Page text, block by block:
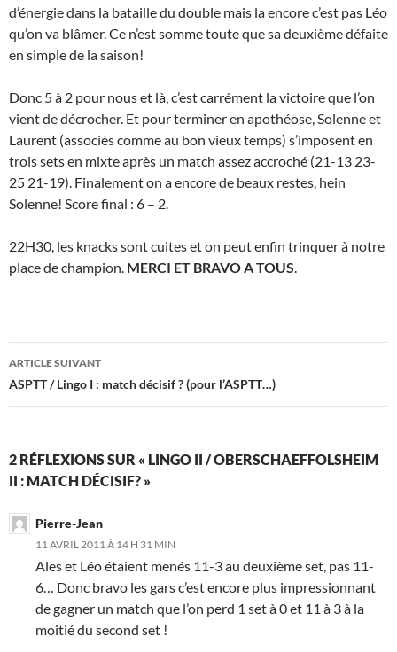
d’énergie dans la bataille du double mais la encore c’est pas Léo
qu’on va blâmer. Ce n’est somme toute que sa deuxième défaite
en simple de la saison!
Donc 5 à 2 pour nous et là, c’est carrément la victoire que l’on
vient de décrocher. Et pour terminer en apothéose, Solenne et
Laurent (associés comme au bon vieux temps) s’imposent en
trois sets en mixte après un match assez accroché (21-13 23-
25 21-19). Finalement on a encore de beaux restes, hein
Solenne! Score final : 6 – 2.
22H30, les knacks sont cuites et on peut enfin trinquer à notre
place de champion. MERCI ET BRAVO A TOUS.
Navigation
des
ARTICLE SUIVANT
ASPTT / Lingo I : match décisif ? (pour l’ASPTT…)
2 RÉFLEXIONS SUR « LINGO II / OBERSCHAEFFOLSHEIM
II : MATCH DÉCISIF? »
Pierre-Jean
11 AVRIL 2011 À 14 H 31 MIN
Ales et Léo étaient menés 11-3 au deuxième set, pas 11-
6… Donc bravo les gars c’est encore plus impressionnant
de gagner un match que l’on perd 1 set à 0 et 11 à 3 à la
moitié du second set !